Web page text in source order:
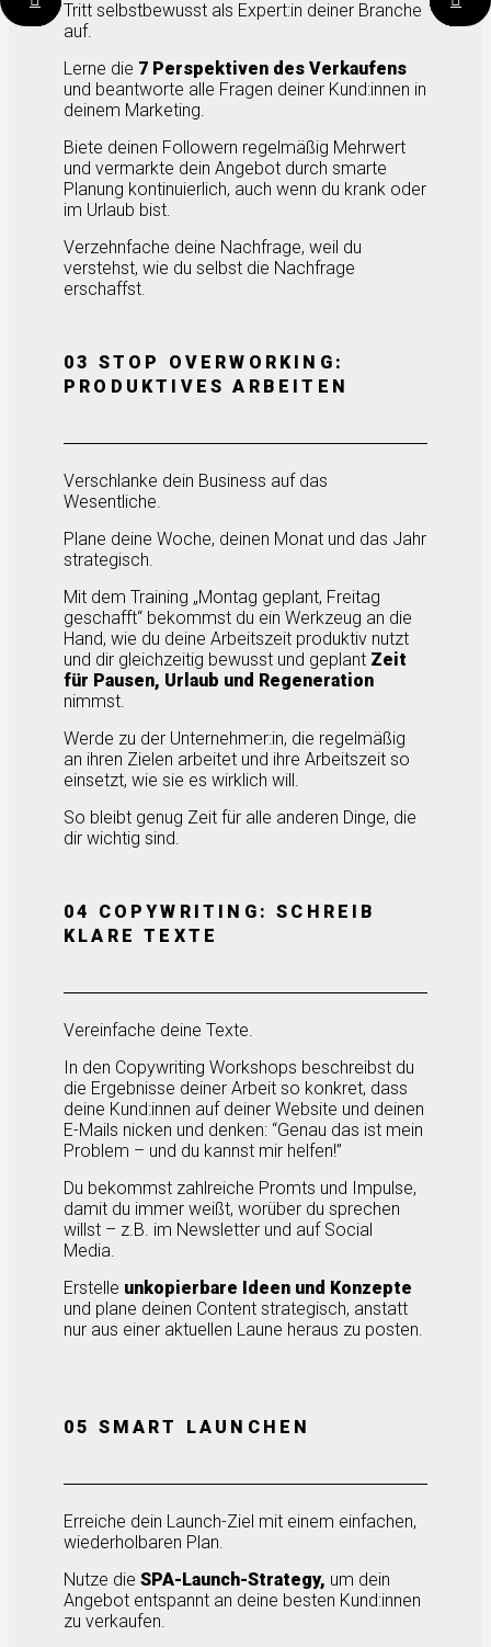
Tritt selbstbewusst als Expert:in deiner Branche
auf.
Lerne die 7 Perspektiven des Verkaufens
und beantworte alle Fragen deiner Kund:innen in
deinem Marketing.
Biete deinen Followern regelmäßig Mehrwert
und vermarkte dein Angebot durch smarte
Planung kontinuierlich, auch wenn du krank oder
im Urlaub bist.
Verzehnfache deine Nachfrage, weil du
verstehst, wie du selbst die Nachfrage
erschaffst.
03 STOP OVERWORKING:
PRODUKTIVES ARBEITEN
Verschlanke dein Business auf das
Wesentliche.
Plane deine Woche, deinen Monat und das Jahr
strategisch.
Mit dem Training „Montag geplant, Freitag
geschafft“ bekommst du ein Werkzeug an die
Hand, wie du deine Arbeitszeit produktiv nutzt
und dir gleichzeitig bewusst und geplant Zeit
für Pausen, Urlaub und Regeneration
nimmst.
Werde zu der Unternehmer:in, die regelmäßig
an ihren Zielen arbeitet und ihre Arbeitszeit so
einsetzt, wie sie es wirklich will.
So bleibt genug Zeit für alle anderen Dinge, die
dir wichtig sind.
04 COPYWRITING: SCHREIB
KLARE TEXTE
Vereinfache deine Texte.
In den Copywriting Workshops beschreibst du
die Ergebnisse deiner Arbeit so konkret, dass
deine Kund:innen auf deiner Website und deinen
E-Mails nicken und denken: “Genau das ist mein
Problem – und du kannst mir helfen!”
Du bekommst zahlreiche Promts und Impulse,
damit du immer weißt, worüber du sprechen
willst – z.B. im Newsletter und auf Social
Media.
Erstelle unkopierbare Ideen und Konzepte
und plane deinen Content strategisch, anstatt
nur aus einer aktuellen Laune heraus zu posten.
05 SMART LAUNCHEN
Erreiche dein Launch-Ziel mit einem einfachen,
wiederholbaren Plan.
Nutze die SPA-Launch-Strategy, um dein
Angebot entspannt an deine besten Kund:innen
zu verkaufen.